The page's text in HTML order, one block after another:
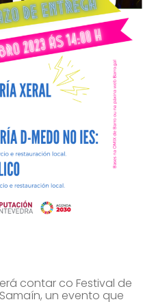
contar co Festival de
un evento que